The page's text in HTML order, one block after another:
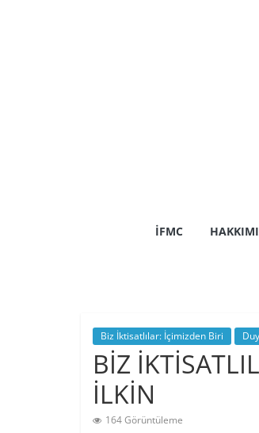
İFMC
Biz İktisatlılar: İçimizden Biri
BİZ
İLKİN
164 Görüntüleme